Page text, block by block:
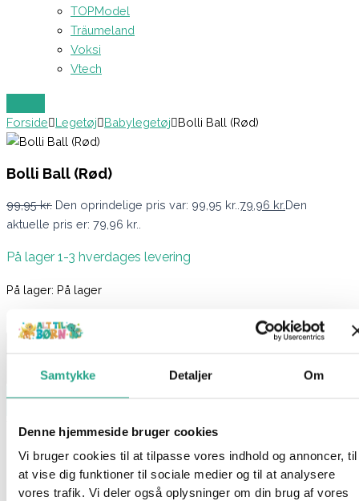
Samtykke Detaljer Om
Denne hjemmeside bruger cookies
Vi bruger cookies til at tilpasse vores indhold og annoncer, til
at vise dig funktioner til sociale medier og til at analysere
vores trafik. Vi deler også oplysninger om din brug af vores
TOPModel
Träumeland
Voksi
Vtech
Forside Legetøj Babylegetøj Bolli Ball (Rød)
Bolli Ball (Rød)
99,95kr. Den oprindelige pris var: 99,95 kr.. 79,96 kr.Den
aktuelle pris er: 79,96 kr..
På lager 1-3 hverdages levering
På lager: På lager
Bolli Ball (Rød) antal
Læg i kurv
Varenummer
Kategorier Babylegetøj
Beskrivelse
Spørg om produktet